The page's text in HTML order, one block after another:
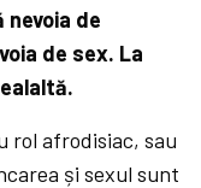
de
de sex. La
rol afrodisiac, sau
și sexul sunt